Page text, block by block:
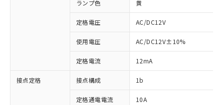
ランプ色 黄
定格電圧 AC/DC12V
使用電圧 AC/DC12V±10%
定格電流 12mA
接点定格 接点構成 1b
定格通電電流 10A
※1 対応状況
対応済み：EU RoHS指令（10物質）の
非含有に対応した製品が提供可能な商品で
対応予定：EU RoHS指令（10物質）の非含